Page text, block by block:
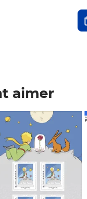
aimer